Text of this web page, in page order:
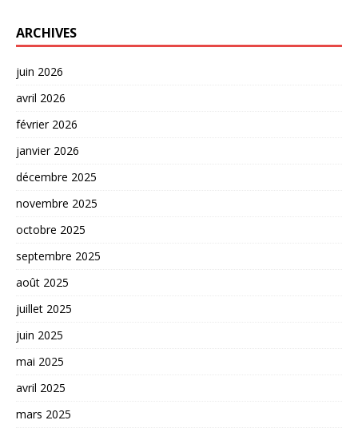
ARCHIVES
juin 2026
avril 2026
février 2026
janvier 2026
décembre 2025
novembre 2025
octobre 2025
septembre 2025
août 2025
juillet 2025
juin 2025
mai 2025
avril 2025
mars 2025